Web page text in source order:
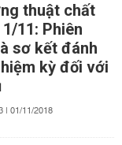
thuật chất
11: Phiên
sơ kết đánh
kỳ đối với
| 01/11/2018